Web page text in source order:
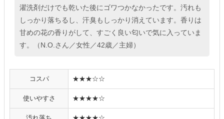
濯洗剤だけでも乾いた後にゴワつかなかったです。汚れも
しっかり落ちるし、汗臭もしっかり消えています。香りは
甘めの花の香りがして、すごく良い匂いで気に入っていま
す。（N.O.さん／女性／42歳／主婦）
コスパ ★★★☆☆
使いやすさ ★★★★☆